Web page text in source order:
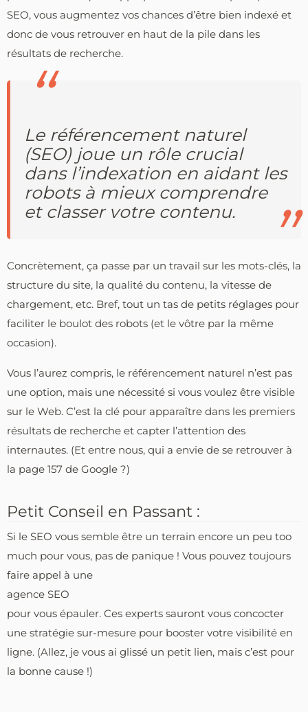
SEO, vous augmentez vos chances d’être bien indexé et
donc de vous retrouver en haut de la pile dans les
résultats de recherche.
Le référencement naturel
(SEO) joue un rôle crucial
dans l’indexation en aidant les
robots à mieux comprendre
et classer votre contenu.
Concrètement, ça passe par un travail sur les mots-clés, la
structure du site, la qualité du contenu, la vitesse de
chargement, etc. Bref, tout un tas de petits réglages pour
faciliter le boulot des robots (et le vôtre par la même
occasion).
Vous l’aurez compris, le référencement naturel n’est pas
une option, mais une nécessité si vous voulez être visible
sur le Web. C’est la clé pour apparaître dans les premiers
résultats de recherche et capter l’attention des
internautes. (Et entre nous, qui a envie de se retrouver à
la page 157 de Google ?)
Petit Conseil en Passant :
Si le SEO vous semble être un terrain encore un peu too
much pour vous, pas de panique ! Vous pouvez toujours
faire appel à une
agence SEO
pour vous épauler. Ces experts sauront vous concocter
une stratégie sur-mesure pour booster votre visibilité en
ligne. (Allez, je vous ai glissé un petit lien, mais c’est pour
la bonne cause !)